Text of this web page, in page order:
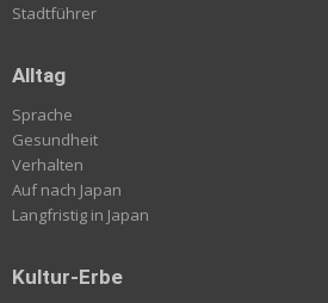
Stadtführer
Alltag
Sprache
Gesundheit
Verhalten
Auf nach Japan
Langfristig in Japan
Kultur-Erbe